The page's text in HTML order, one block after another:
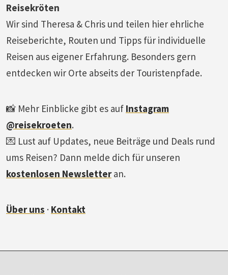
Reisekröten
Wir sind Theresa & Chris und teilen hier ehrliche
Reiseberichte, Routen und Tipps für individuelle
Reisen aus eigener Erfahrung. Besonders gern
entdecken wir Orte abseits der Touristenpfade.
📸 Mehr Einblicke gibt es auf Instagram
@reisekroeten.
💌 Lust auf Updates, neue Beiträge und Deals rund
ums Reisen? Dann melde dich für unseren
kostenlosen Newsletteran.
Über uns · Kontakt